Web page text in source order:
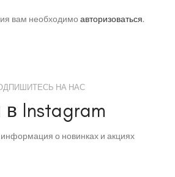
вам необходимо авторизоваться.
НА НАС
Instagram
о новинках и акциях